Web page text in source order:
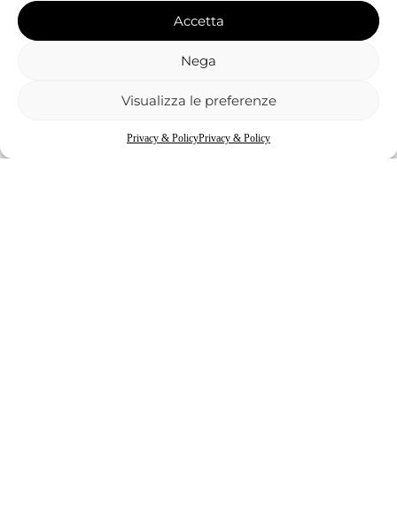
Accetta
Nega
Visualizza le preferenze
Privacy & PolicyPrivacy & Policy